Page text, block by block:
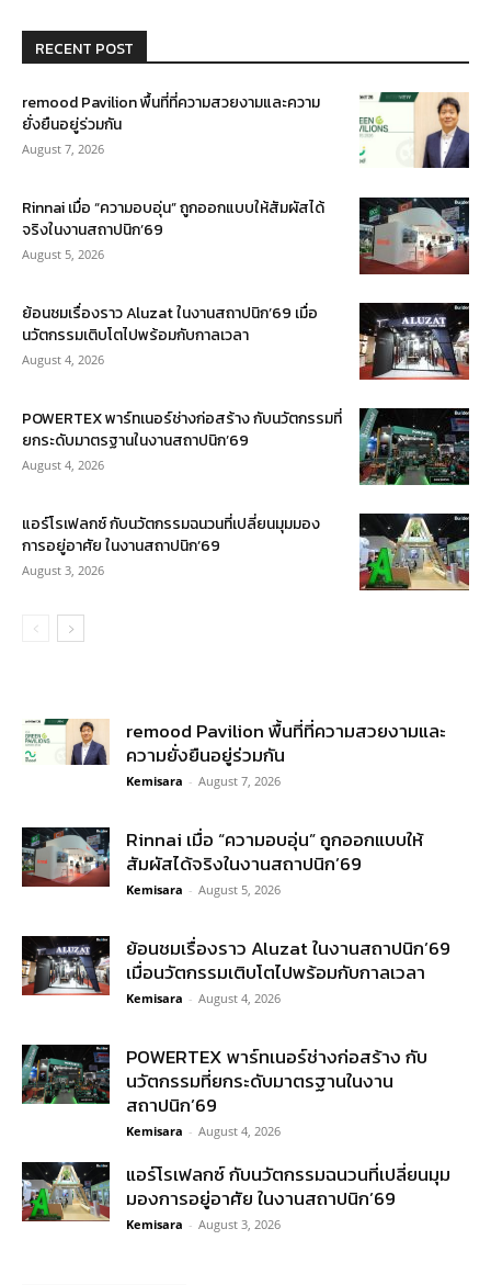
RECENT POST
remood Pavilion พื้นที่ที่ความสวยงามและความ
ยั่งยืนอยู่ร่วมกัน
August 7, 2026
Rinnai เมื่อ “ความอบอุ่น” ถูกออกแบบให้สัมผัสได้
จริงในงานสถาปนิก’69
August 5, 2026
ย้อนชมเรื่องราว Aluzat ในงานสถาปนิก’69 เมื่อ
นวัตกรรมเติบโตไปพร้อมกับกาลเวลา
August 4, 2026
POWERTEX พาร์ทเนอร์ช่างก่อสร้าง กับนวัตกรรมที่
ยกระดับมาตรฐานในงานสถาปนิก’69
August 4, 2026
แอร์โรเฟลกซ์ กับนวัตกรรมฉนวนที่เปลี่ยนมุมมอง
การอยู่อาศัย ในงานสถาปนิก’69
August 3, 2026
remood Pavilion พื้นที่ที่ความสวยงามและ
ความยั่งยืนอยู่ร่วมกัน
Kemisara - August 7, 2026
Rinnai เมื่อ “ความอบอุ่น” ถูกออกแบบให้
สัมผัสได้จริงในงานสถาปนิก’69
Kemisara - August 5, 2026
ย้อนชมเรื่องราว Aluzat ในงานสถาปนิก’69
เมื่อนวัตกรรมเติบโตไปพร้อมกับกาลเวลา
Kemisara - August 4, 2026
POWERTEX พาร์ทเนอร์ช่างก่อสร้าง กับ
นวัตกรรมที่ยกระดับมาตรฐานในงาน
สถาปนิก’69
Kemisara - August 4, 2026
แอร์โรเฟลกซ์ กับนวัตกรรมฉนวนที่เปลี่ยนมุม
มองการอยู่อาศัย ในงานสถาปนิก’69
Kemisara - August 3, 2026